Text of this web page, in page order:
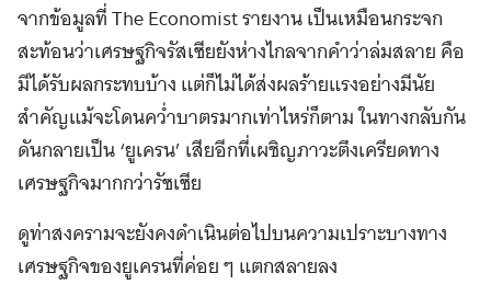
จากข้อมูลที่ The Economist รายงาน เป็นเหมือนกระจก
สะท้อนว่าเศรษฐกิจรัสเซียยังห่างไกลจากคำว่าล่มสลาย คือ
มีได้รับผลกระทบบ้าง แต่ก็ไม่ได้ส่งผลร้ายแรงอย่างมีนัย
สำคัญแม้จะโดนคว่ำบาตรมากเท่าไหร่ก็ตาม ในทางกลับกัน
ดันกลายเป็น ‘ยูเครน’ เสียอีกที่เผชิญภาวะตึงเครียดทาง
เศรษฐกิจมากกว่ารัซเซีย
ดูท่าสงครามจะยังคงดำเนินต่อไปบนความเปราะบางทาง
เศรษฐกิจของยูเครนที่ค่อย ๆ แตกสลายลง